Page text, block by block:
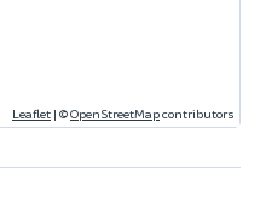
Leaflet | ©OpenStreetMapcontributors